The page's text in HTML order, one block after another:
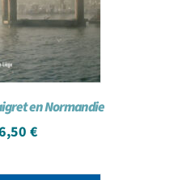
en Normandie
€